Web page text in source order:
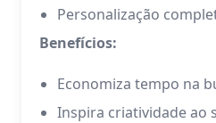
Personalização
Benefícios:
Economiza tempo na
Inspira criatividade ao